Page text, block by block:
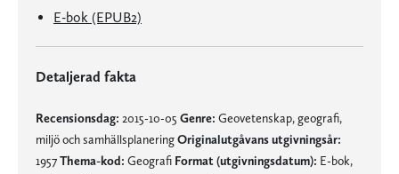
E-bok (EPUB2)
Detaljerad fakta
Recensionsdag: 2015-10-05 Genre: Geovetenskap, geografi,
miljö och samhällsplaneringOriginalutgåvans utgivningsår:
1957Thema-kod: Geografi Format (utgivningsdatum): E-bok,